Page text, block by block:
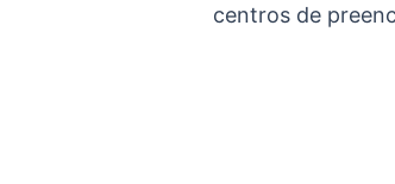
centros de